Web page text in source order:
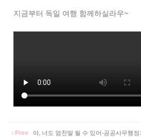
지금부터 독일 여행 함께하실라우~
Prev 야, 너도 엄친딸 될 수 있어-공공사무행정